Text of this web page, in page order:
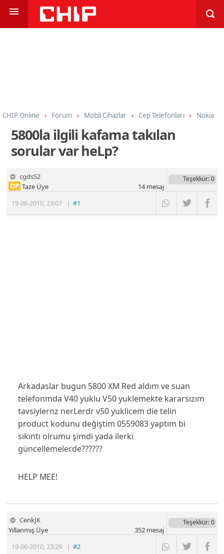
CHIP Online Forum Mobil Cihazlar Cep Telefonları Nokia
5800la ilgili kafama takılan
sorular var heLp?
cgds52
19-06-2010,23:07 |#1
OP Taze Üye
Teşekkür: 0
14mesaj
Arkadaslar bugun 5800 XM Red aldım ve suan
telefonmda V40 yuklu V50 yuklemekte kararsızım
tavsiylernz nerLerdr v50 yuklicem die telin
product kodunu değiştim 0559083 yaptım bi
sıkıntı olrumu şimdi yada ilerki
güncellemelerde??????
HELP MEE!
CenkJK
19-06-2010,23:29 |#2
Yıllanmış Üye
Teşekkür: 0
352mesaj